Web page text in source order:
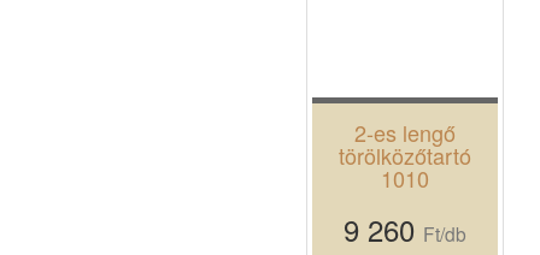
2-es lengő
törölközőtartó
1010
9 260 Ft/db